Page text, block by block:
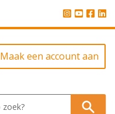
Maak een account aan